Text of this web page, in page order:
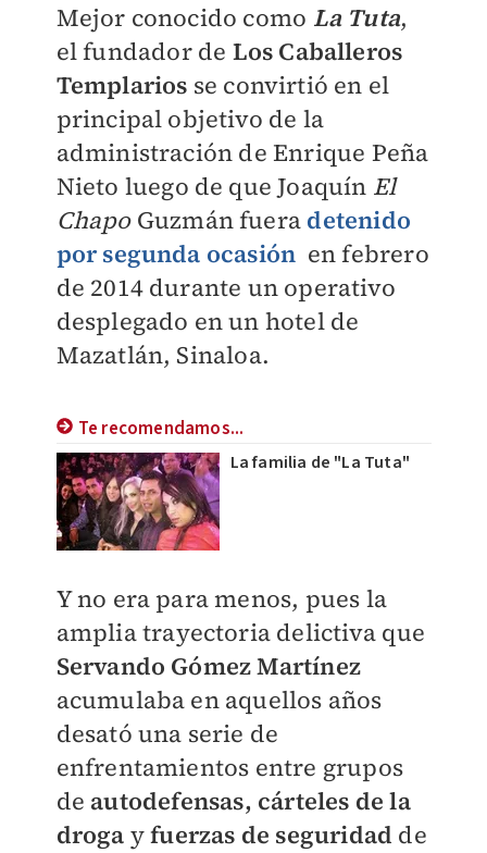
Mejor conocido como La Tuta,
el fundador de Los Caballeros
Templarios se convirtió en el
principal objetivo de la
administración de Enrique Peña
Nieto luego de que Joaquín El
ChapoGuzmán fuera detenido
por segunda ocasión en febrero
de 2014 durante un operativo
desplegado en un hotel de
Mazatlán, Sinaloa.
Te recomendamos...
La familia de "La Tuta"
Y no era para menos, pues la
amplia trayectoria delictiva que
Servando Gómez Martínez
acumulaba en aquellos años
desató una serie de
enfrentamientos entre grupos
de autodefensas, cárteles de la
droga yfuerzas de seguridad de